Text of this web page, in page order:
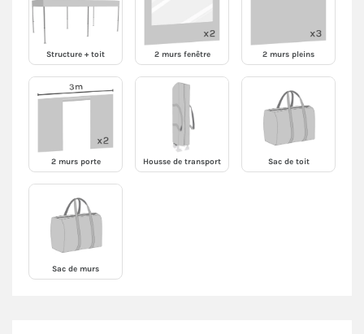
Structure + toit 2 murs fenêtre 2 murs pleins
2 murs porte Housse de transport Sac de toit
Sac de murs